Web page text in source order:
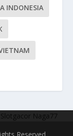
INDONESIA
Slotgacor Naga77